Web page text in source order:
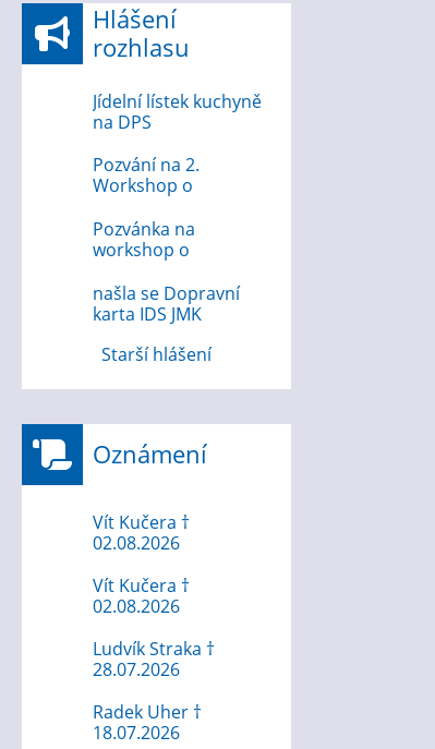
Hlášení
rozhlasu
Jídelní lístek kuchyně
na DPS
Pozvání na 2.
Workshop o
internetu
Pozvánka na
workshop o
internetu 12.8.2026
našla se Dopravní
karta IDS JMK
Starší hlášení
Oznámení
Vít Kučera †
02.08.2026
Vít Kučera †
02.08.2026
Ludvík Straka †
28.07.2026
Radek Uher †
18.07.2026